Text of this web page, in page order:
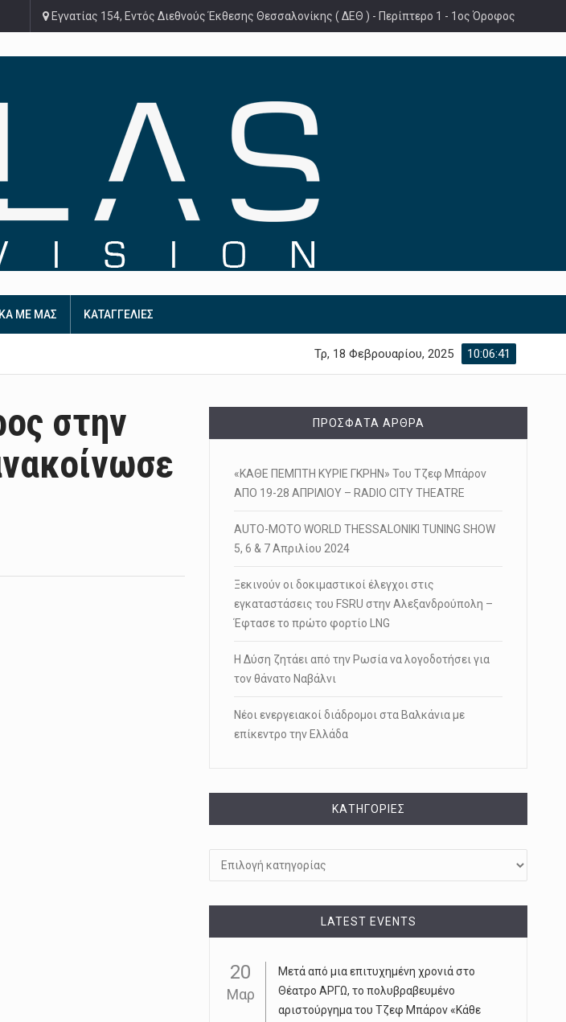
Εγνατίας 154, Εντός Διεθνούς Έκθεσης Θεσσαλονίκης ( ΔΕΘ ) - Περίπτερο 1 - 1ος Όροφος
ΜΕ ΜΑΣ ΚΑΤΑΓΓΕΛΙΕΣ
10:06:42
Τρ, 18 Φεβρουαρίου, 2025
στην
ΠΡΌΣΦΑΤΑ ΆΡΘΡΑ
«ΚΑΘΕ ΠΕΜΠΤΗ ΚΥΡΙΕ ΓΚΡΗΝ» Του Τζεφ Μπάρον
ΑΠΟ 19-28 ΑΠΡΙΛΙΟΥ – RADIO CITY THEATRE
AUTO-MOTO WORLD THESSALONIKI TUNING SHOW
5, 6 & 7 Απριλίου 2024
Ξεκινούν οι δοκιμαστικοί έλεγχοι στις
εγκαταστάσεις του FSRU στην Αλεξανδρούπολη –
Έφτασε το πρώτο φορτίο LNG
Η Δύση ζητάει από την Ρωσία να λογοδοτήσει για
τον θάνατο Ναβάλνι
Νέοι ενεργειακοί διάδρομοι στα Βαλκάνια με
επίκεντρο την Ελλάδα
KΑΤΗΓΟΡΊΕΣ
LATEST EVENTS
20
Μαρ
Μετά από μια επιτυχημένη χρονιά στο
Θέατρο ΑΡΓΩ, το πολυβραβευμένο
αριστούργημα του Τζεφ Μπάρον «Κάθε